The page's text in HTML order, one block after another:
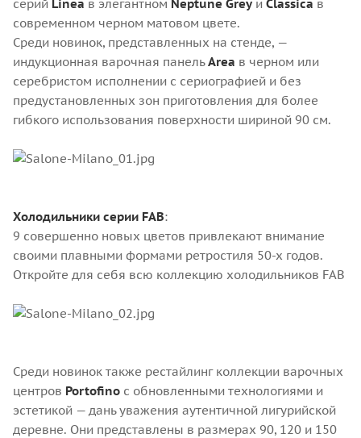
серий Linea в элегантном Neptune Grey и Classica в
современном черном матовом цвете.
Среди новинок, представленных на стенде, —
индукционная варочная панельArea в черном или
серебристом исполнении с сериографией и без
предустановленных зон приготовления для более
гибкого использования поверхности шириной 90 см.
Холодильники серии FAB:
9 совершенно новых цветов привлекают внимание
своими плавными формами ретростиля 50-х годов.
Откройте для себя всю коллекцию холодильников FAB
Среди новинок также рестайлинг коллекции варочных
центров Portofino с обновленными технологиями и
эстетикой — дань уважения аутентичной лигурийской
деревне. Они представлены в размерах 90, 120 и 150